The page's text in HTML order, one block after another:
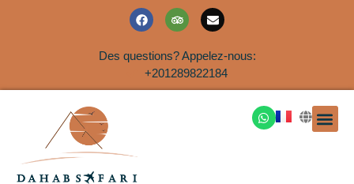
Des questions? Appelez-nous:
+201289822184